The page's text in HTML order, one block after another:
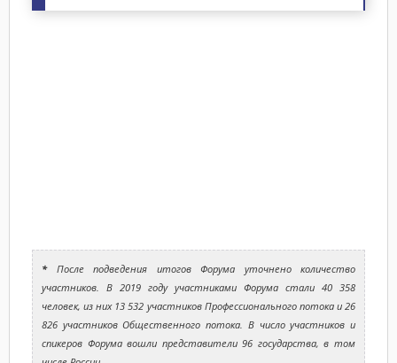
* После подведения итогов Форума уточнено количество
участников. В 2019 году участниками Форума стали 40 358
человек, из них 13 532 участников Профессионального потока и 26
826 участников Общественного потока. В число участников и
спикеров Форума вошли представители 96 государства, в том